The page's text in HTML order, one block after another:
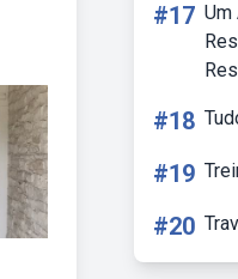
#17 Um
#18
#19
#20